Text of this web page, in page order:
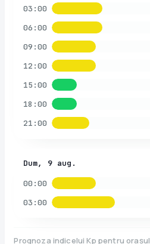
03:00
06:00
09:00
12:00
15:00
18:00
21:00
Dum, 9 aug.
00:00
03:00
Prognoza indicelui Kp pentru orașul